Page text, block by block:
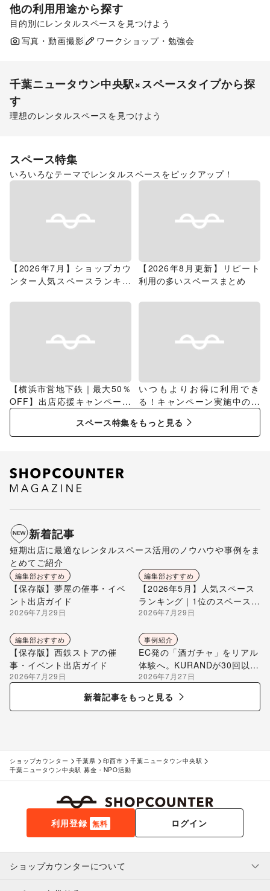
他の利用用途から探す
目的別にレンタルスペースを見つけよう
ポップアップストア
食品販売
販促イベント 展示会・個展
写真・動画撮影 ワークショップ・勉強会
千葉ニュータウン中央駅×スペースタイプから探
す
理想のレンタルスペースを見つけよう
スペース特集
いろいろなテーマでレンタルスペースをピックアップ！
【2026年7月】ショップカウ
ンター人気スペースランキン
【2026年8月更新】リピート
利用の多いスペースまとめ
【横浜市営地下鉄｜最大50％
OFF】出店応援キャンペーン
特集
いつもよりお得に利用でき
る！キャンペーン実施中のス
スペース特集をもっと見る
新着記事
短期出店に最適なレンタルスペース活用のノウハウや事例をま
とめてご紹介
編集部おすすめ
【保存版】夢屋の催事・イベ
ント出店ガイド
2026年7月29日
編集部おすすめ
【2026年5月】人気スペース
ランキング｜1位のスペースを
編集部が解説
2026年7月29日
編集部おすすめ
【保存版】西鉄ストアの催
事・イベント出店ガイド
2026年7月29日
事例紹介
EC発の「酒ガチャ」をリアル
体験へ。KURANDが30回以上
のポップアップ出店で届け
る“新しいお酒との出会い”
2026年7月27日
新着記事をもっと見る
ショップカウンター 千葉県 印西市
千葉ニュータウン中央駅
千葉ニュータウン中央駅 募金・NPO活動
利用登録 無料 ログイン
ショップカウンターについて